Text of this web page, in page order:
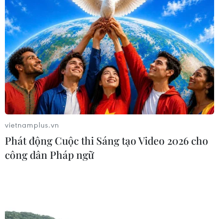
trường hợp đặc biệt, giúp nâng vị thế Việt Nam ở châu
Á
gồm 22 góc cua kinh điển
vietnamplus.vn
Phát động Cuộc thi Sáng tạo Video 2026 cho
công dân Pháp ngữ